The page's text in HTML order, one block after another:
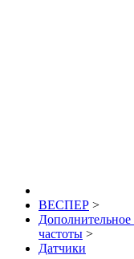
ВЕСПЕР >
Дополнительное
частоты >
Датчики